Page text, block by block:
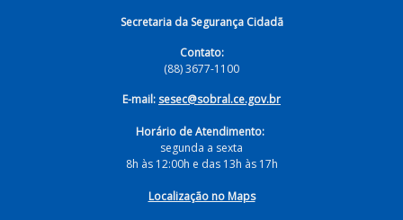
Secretaria da Segurança Cidadã
Contato:
(88) 3677-1100
E-mail: sesec@sobral.ce.gov.br
Horário de Atendimento:
segunda a sexta
8h às 12:00h e das 13h às 17h
Localização no Maps